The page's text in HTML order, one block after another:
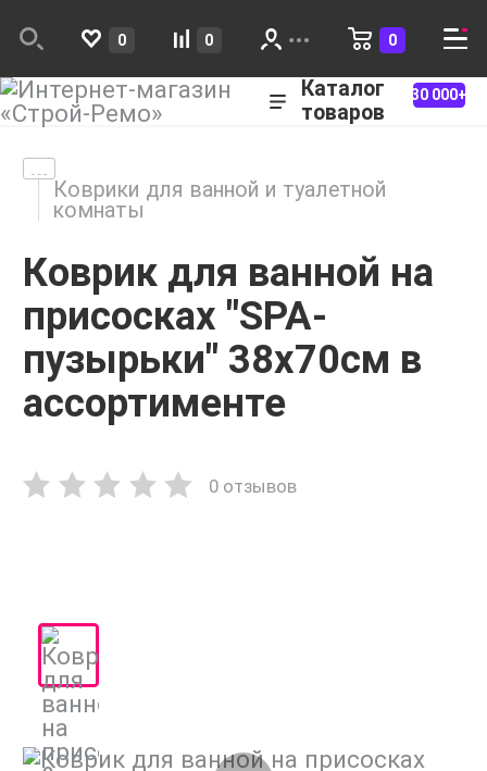
0 0 0
Каталог
товаров
30 000+
Коврики для ванной и туалетной
комнаты
Коврик для ванной на
присосках "SPA-
пузырьки" 38х70см в
ассортименте
0 отзывов